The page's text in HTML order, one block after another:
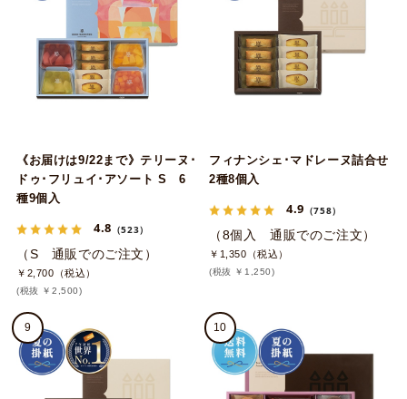
《お届けは9/22まで》テリーヌ･
ドゥ･フリュイ･アソート S 6
種9個入
4.8 （523）
（S 通販でのご注文）
￥2,700（税込）
(税抜 ￥2,500)
フィナンシェ･マドレーヌ詰合せ
2種8個入
4.9 （758）
（8個入 通販でのご注文）
￥1,350（税込）
(税抜 ￥1,250)
9 10